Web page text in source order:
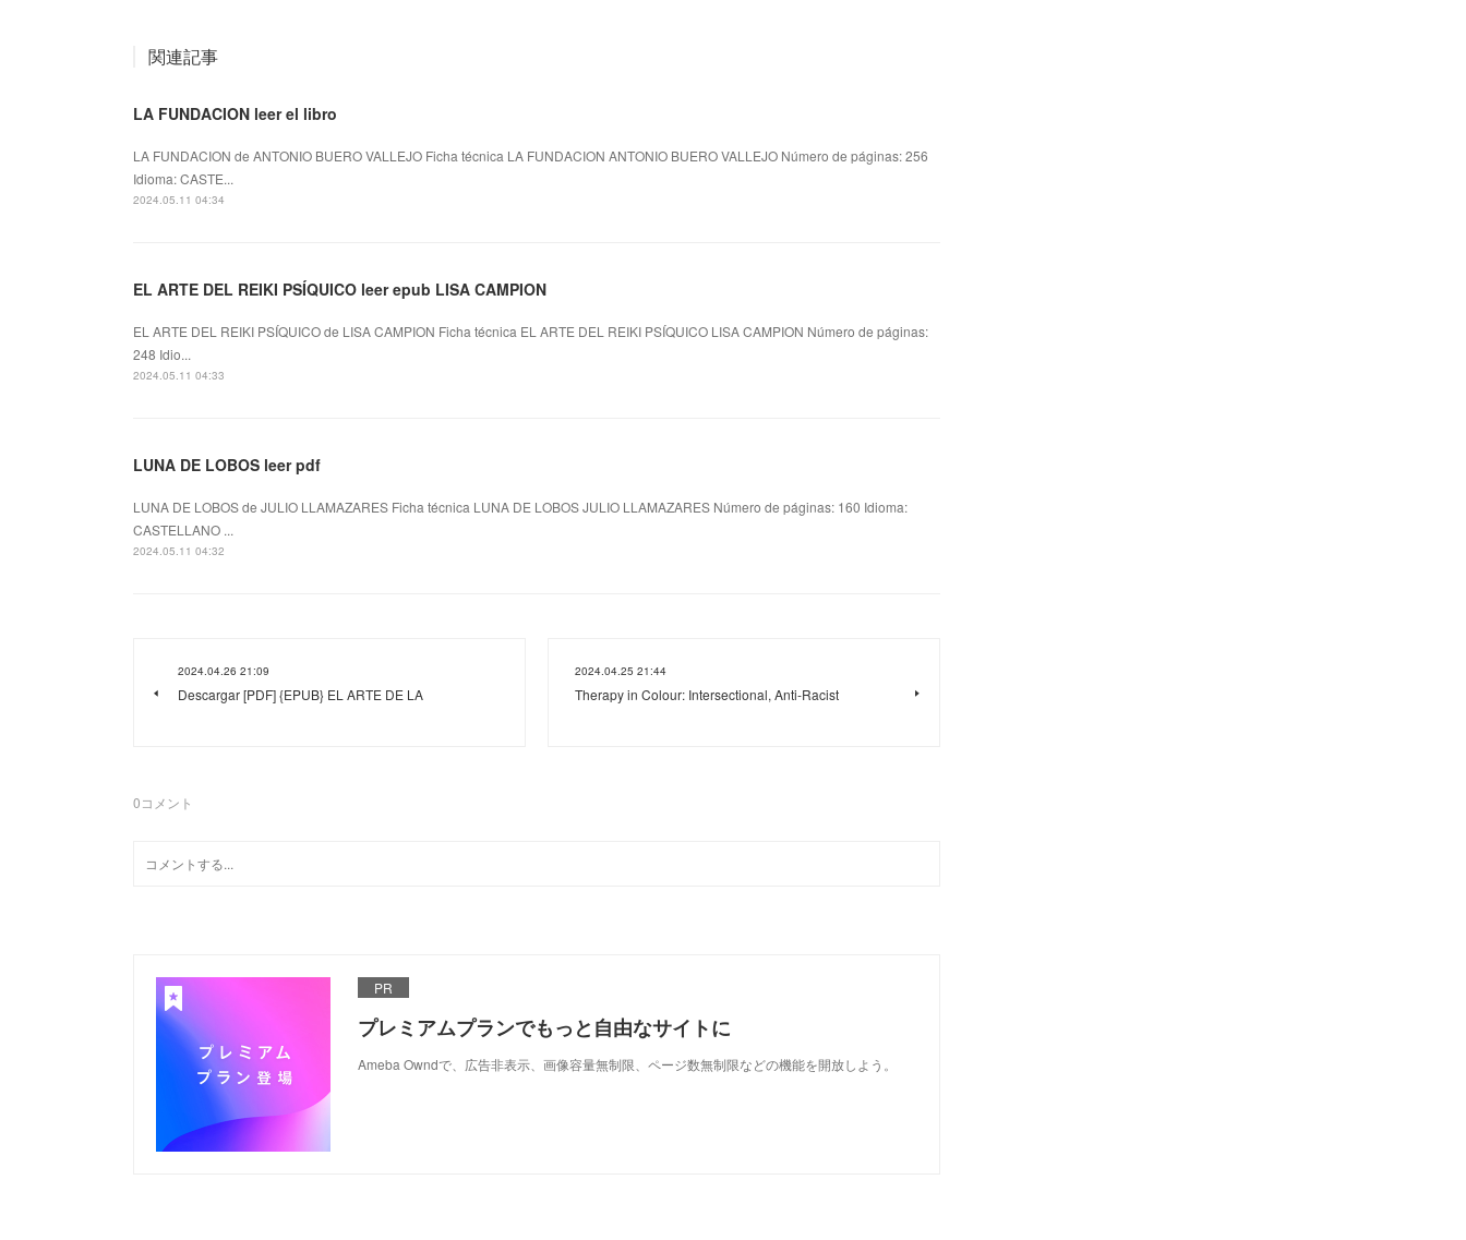
関連記事
LA FUNDACION leer el libro
LA FUNDACION de ANTONIO BUERO VALLEJO Ficha técnica LA FUNDACION ANTONIO BUERO VALLEJO Número de páginas: 256
Idioma: CASTE...
2024.05.11 04:34
EL ARTE DEL REIKI PSÍQUICO leer epub LISA CAMPION
EL ARTE DEL REIKI PSÍQUICO de LISA CAMPION Ficha técnica EL ARTE DEL REIKI PSÍQUICO LISA CAMPION Número de páginas:
248 Idio...
2024.05.11 04:33
LUNA DE LOBOS leer pdf
LUNA DE LOBOS de JULIO LLAMAZARES Ficha técnica LUNA DE LOBOS JULIO LLAMAZARES Número de páginas: 160 Idioma:
CASTELLANO ...
2024.05.11 04:32
2024.04.26 21:09
Descargar [PDF] {EPUB} EL ARTE DE LA
2024.04.25 21:44
Therapy in Colour: Intersectional, Anti-Racist
0コメント
PR
プレミアムプランでもっと自由なサイトに
Ameba Owndで、広告非表示、画像容量無制限、ページ数無制限などの機能を開放しよう。